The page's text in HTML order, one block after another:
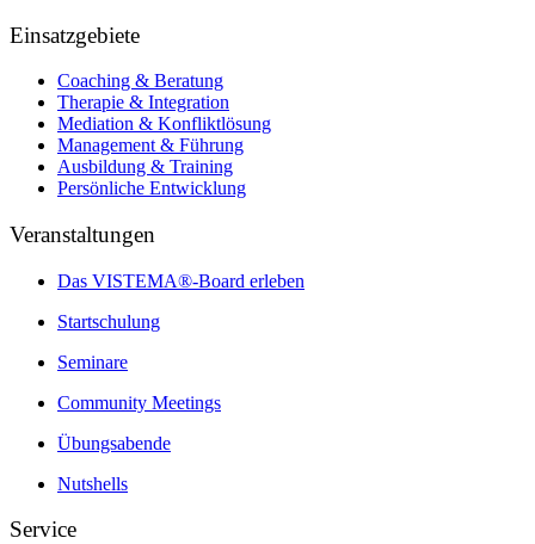
Einsatzgebiete
Coaching & Beratung
Therapie & Integration
Mediation & Konfliktlösung
Management & Führung
Ausbildung & Training
Persönliche Entwicklung
Veranstaltungen
Das VISTEMA®-Board erleben
Startschulung
Seminare
Community Meetings
Übungsabende
Nutshells
Service